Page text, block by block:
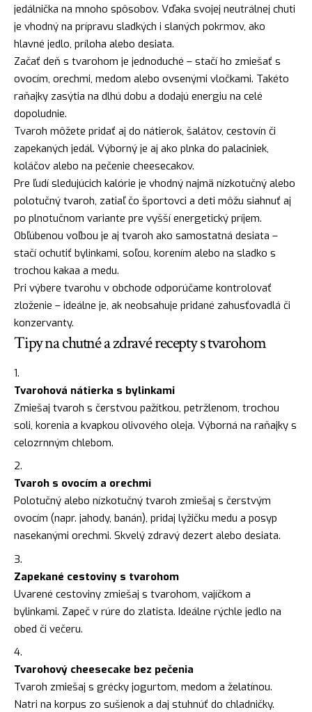
jedálnička na mnoho spôsobov. Vďaka svojej neutrálnej chuti
je vhodný na prípravu sladkých i slaných pokrmov, ako
hlavné jedlo, príloha alebo desiata.
Začať deň s tvarohom je jednoduché – stačí ho zmiešať s
ovocím, orechmi, medom alebo ovsenými vločkami. Takéto
raňajky zasýtia na dlhú dobu a dodajú energiu na celé
dopoludnie.
Tvaroh môžete pridať aj do nátierok, šalátov, cestovín či
zapekaných jedál. Výborný je aj ako plnka do palaciniek,
koláčov alebo na pečenie cheesecakov.
Pre ľudí sledujúcich kalórie je vhodný najmä nízkotučný alebo
polotučný tvaroh, zatiaľ čo športovci a deti môžu siahnuť aj
po plnotučnom variante pre vyšší energetický príjem.
Obľúbenou voľbou je aj tvaroh ako samostatná desiata –
stačí ochutiť bylinkami, soľou, korením alebo na sladko s
trochou kakaa a medu.
Pri výbere tvarohu v obchode odporúčame kontrolovať
zloženie – ideálne je, ak neobsahuje pridané zahusťovadlá či
konzervanty.
Tipy na chutné a zdravé recepty s tvarohom
Tvarohová nátierka s bylinkami
Zmiešaj tvaroh s čerstvou pažítkou, petržlenom, trochou
soli, korenia a kvapkou olivového oleja. Výborná na raňajky s
celozrnným chlebom.
Tvaroh s ovocím a orechmi
Polotučný alebo nízkotučný tvaroh zmiešaj s čerstvým
ovocím (napr. jahody, banán), pridaj lyžičku medu a posyp
nasekanými orechmi. Skvelý zdravý dezert alebo desiata.
Zapekané cestoviny s tvarohom
Uvarené cestoviny zmiešaj s tvarohom, vajíčkom a
bylinkami. Zapeč v rúre do zlatista. Ideálne rýchle jedlo na
obed či večeru.
Tvarohový cheesecake bez pečenia
Tvaroh zmiešaj s grécky jogurtom, medom a želatínou.
Natri na korpus zo sušienok a daj stuhnúť do chladničky.